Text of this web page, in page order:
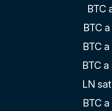
BTC
BTC
BTC
BTC
LN
BTC